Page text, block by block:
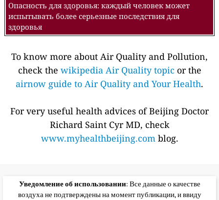
Опасность для здоровья: каждый человек может
испытывать более серьезные последствия для
здоровья
To know more about Air Quality and Pollution,
check the wikipedia Air Quality topic or the
airnow guide to Air Quality and Your Health.
For very useful health advices of Beijing Doctor
Richard Saint Cyr MD, check
www.myhealthbeijing.comblog.
Уведомление об использовании: Все данные о качестве
воздуха не подтверждены на момент публикации, и ввиду